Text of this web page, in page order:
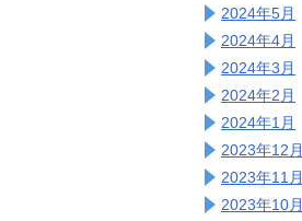
2024年5月
2024年4月
2024年3月
2024年2月
2024年1月
2023年12月
2023年11月
2023年10月